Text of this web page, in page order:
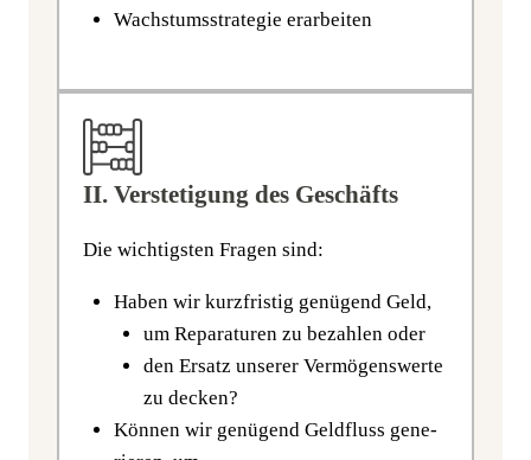
Wachs­tums­stra­te­gie erarbeiten
II. Verstetigung des Geschäfts
Die wich­tigs­ten Fra­gen sind:
Haben wir kurz­fris­tig genü­gend Geld,
um Repa­ra­tu­ren zu bezah­len oder
den Ersatz unse­rer Ver­mö­gens­wer­te
zu decken?
Kön­nen wir genü­gend Geld­fluss gene­